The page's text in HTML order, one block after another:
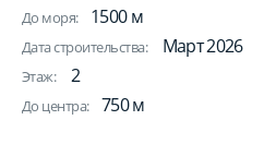
До моря: 1500 м
Дата строительства: Март 2026
Этаж: 2
До центра: 750 м